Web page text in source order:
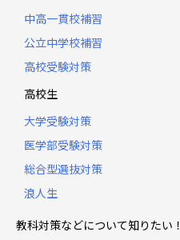
中高一貫校補習
公立中学校補習
高校受験対策
高校生
大学受験対策
医学部受験対策
総合型選抜対策
浪人生
教科対策などについて知りたい！